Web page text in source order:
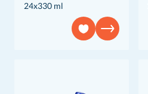
24x330 ml